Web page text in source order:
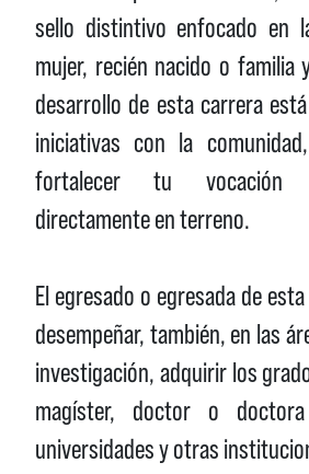
sello distintivo enfocado en
mujer, recién nacido o familia
desarrollo de esta carrera
iniciativas con la
fortalecer tu vocación
directamente en terreno.
El egresado o egresada de
desempeñar, también, en las
investigación, adquirir los
magíster, doctor o
universidades y otras